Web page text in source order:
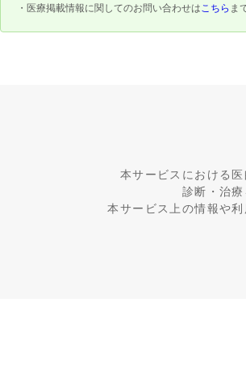
・医療掲載情報に関してのお問い合わせはこちら ま
本サービスにおける
診断・治
本サービス上の情報や